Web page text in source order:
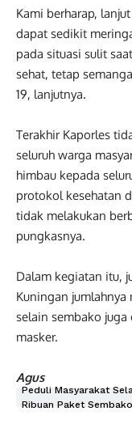
Kami berharap,
dapat sedikit
pada situasi sulit
sehat, tetap
19, lanjutnya.
Terakhir Kaporles
seluruh warga
himbau kepada
protokol kesehatan
tidak melakukan
pungkasnya.
Dalam kegiatan itu,
Kuningan jumlahnya
selain sembako
masker.
Agus
Peduli Masyarakat
Ribuan Paket Sembako